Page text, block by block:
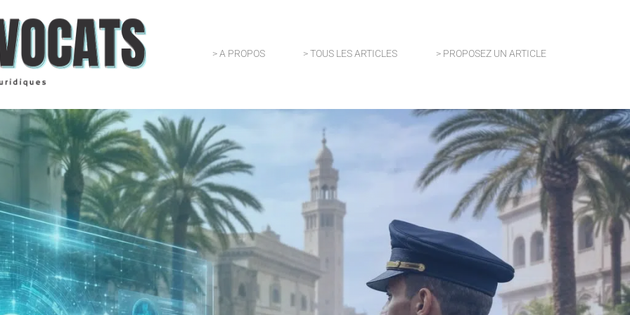
> A PROPOS > TOUS LES ARTICLES > PROPOSEZ UN ARTICLE